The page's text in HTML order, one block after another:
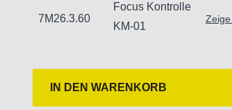
Das KM-01 ist kompatibel mit
ESD-Safe: No
7M26.3.60
Focus Kontrolle
KM-01
IN DEN WARENKORB